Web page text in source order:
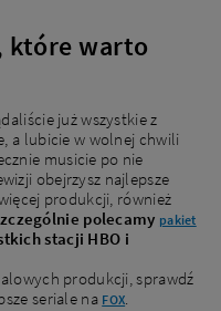
które warto
już wszystkie z
a lubicie w wolnej chwili
musicie po nie
obejrzysz najlepsze
produkcji, również
polecamy pakiet
stacji HBO i
produkcji, sprawdź
seriale na FOX.